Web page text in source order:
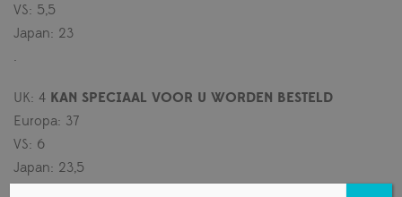
VS: 5,5
Japan: 23
.
UK: 4 KAN SPECIAAL VOOR U WORDEN BESTELD
Europa: 37
VS: 6
Japan: 23,5